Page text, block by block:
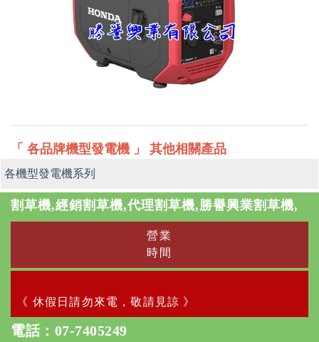
「 各品牌機型發電機 」 其他相關產品
各機型發電機系列
割草機,經銷割草機,代理割草機,勝譽興業割草機,
營業
時間
《 休假日請勿來電，敬請見諒 》
電話： 07-7405249